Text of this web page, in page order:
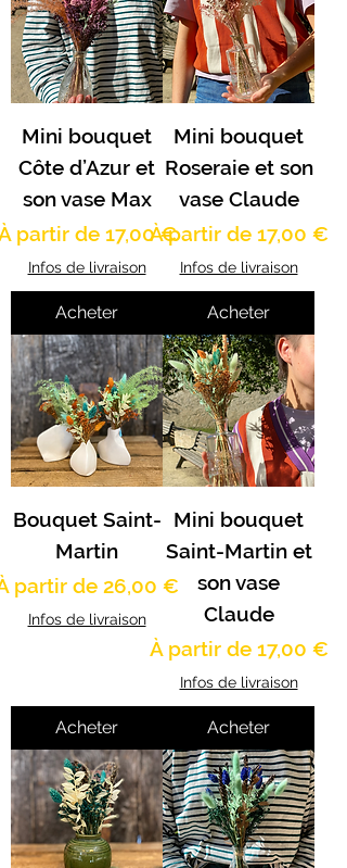
Mini bouquet
Côte d’Azur et
son vase Max
partir de 17,00 €
promotionnel
Infos de livraison
Acheter
Mini bouquet
Roseraie et son
vase Claude
À partir de 17,00 €
Prix promotionnel
Infos de livraison
Acheter
Bouquet Saint-
Martin
partir de 26,00 €
promotionnel
Infos de livraison
Acheter
Mini bouquet
Saint-Martin et
son vase
Claude
À partir de 17,00 €
Prix promotionnel
Infos de livraison
Acheter